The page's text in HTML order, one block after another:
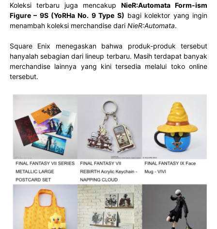
Koleksi terbaru juga mencakup NieR:Automata Form-ism
Figure – 9S (YoRHa No. 9 Type S) bagi kolektor yang ingin
menambah koleksi merchandise dari NieR:Automata.
Square Enix menegaskan bahwa produk-produk tersebut
hanyalah sebagian dari lineup terbaru. Masih terdapat banyak
merchandise lainnya yang kini tersedia melalui toko online
tersebut.